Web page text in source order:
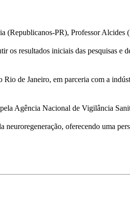
(Republicanos-PR), Professor Alcides
resultados iniciais das pesquisas e
de Janeiro, em parceria com a
Agência Nacional de Vigilância
neuroregeneração, oferecendo uma